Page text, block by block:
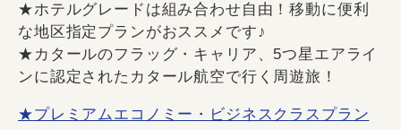
★ホテルグレードは組み合わせ自由！移動に便利
な地区指定プランがおススメです♪
★カタールのフラッグ・キャリア、5つ星エアライ
ンに認定されたカタール航空で行く周遊旅！
★プレミアムエコノミー・ビジネスクラスプラン